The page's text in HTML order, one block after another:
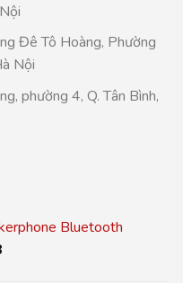
Đê Tô Hoàng, Phường
Nội
phường 4, Q. Tân Bình,
Bluetooth